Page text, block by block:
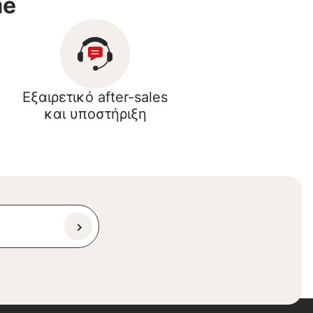
Εξαιρετικό after-sales
και υποστήριξη